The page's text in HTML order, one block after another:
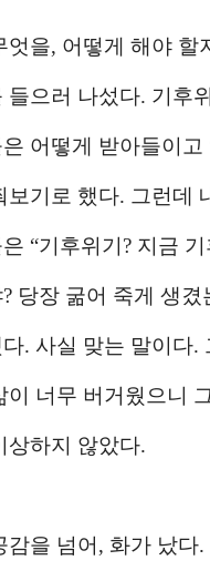
엇을, 어떻게 해야 할
들으러 나섰다. 기후
어떻게 받아들이고
보기로 했다. 그런데
“기후위기? 지금
? 당장 굶어 죽게 생겼
. 사실 맞는 말이다.
이 너무 버거웠으니
상하지 않았다.
감을 넘어, 화가 났다.